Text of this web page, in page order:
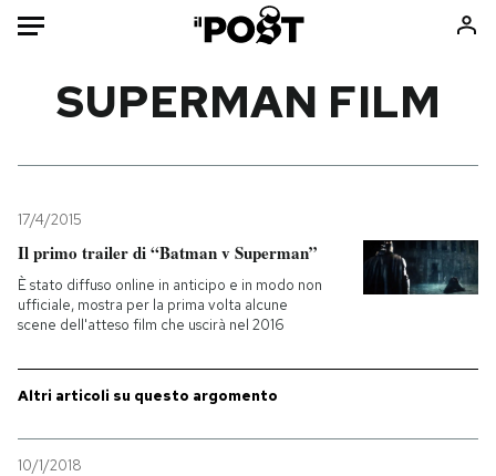
Mondo
Politica
Tecnologia
Internet
Sport
Consumismi
Storie/Idee
Ok Boomer!
Mondiali calcio 2026
SUPERMAN FILM
17/4/2015
Il primo trailer di “Batman v Superman”
È stato diffuso online in anticipo e in modo non
ufficiale, mostra per la prima volta alcune
scene dell'atteso film che uscirà nel 2016
Altri articoli su questo argomento
10/1/2018